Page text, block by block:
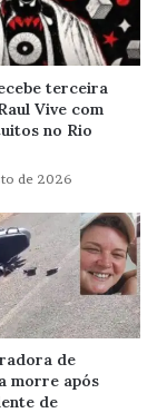
terceira
Vive com
no Rio
de 2026
de
morre após
de